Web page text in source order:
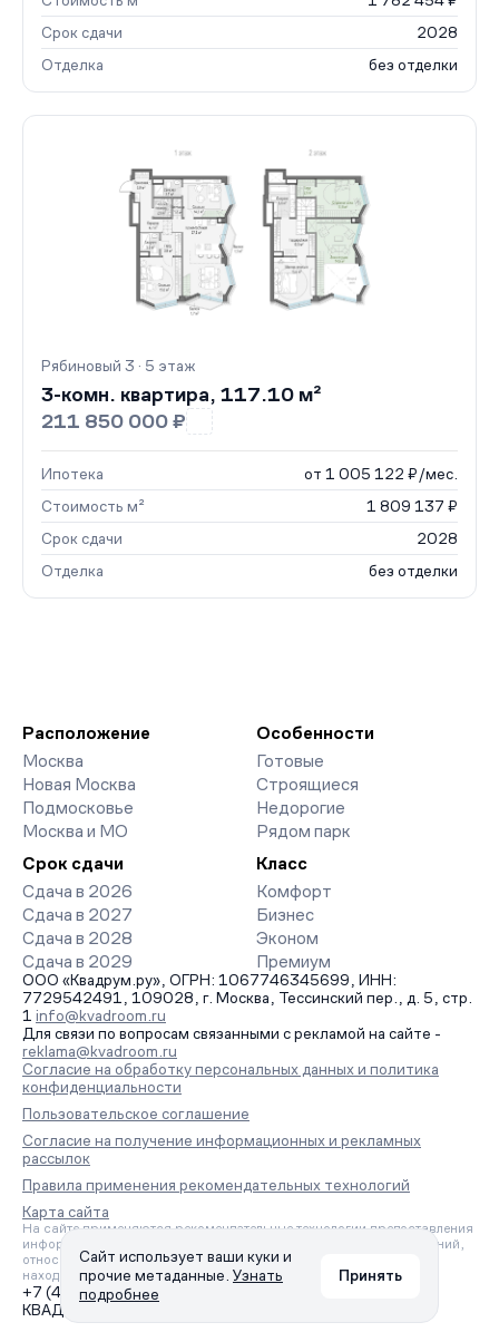
Срок сдачи
2028
Отделка
без отделки
Рябиновый 3 · 5 этаж
3-комн. квартира, 117.10 м²
211 850 000 ₽
Ипотека
от 1 005 122 ₽/мес.
Стоимость м²
1 809 137 ₽
Срок сдачи
2028
Отделка
без отделки
Расположение
Москва
Новая Москва
Подмосковье
Москва и МО
Особенности
Готовые
Строящиеся
Недорогие
Рядом парк
Срок сдачи
Сдача в 2026
Сдача в 2027
Сдача в 2028
Сдача в 2029
Класс
Комфорт
Бизнес
Эконом
Премиум
ООО «Квадрум.ру», ОГРН: 1067746345699, ИНН:
7729542491, 109028, г. Москва, Тессинский пер., д. 5, стр.
1 info@kvadroom.ru
Для связи по вопросам связанными с рекламой на сайте -
reklama@kvadroom.ru
Согласие на обработку персональных данных и политика
конфиденциальности
Пользовательское соглашение
Согласие на получение информационных и рекламных
рассылок
Правила применения рекомендательных технологий
Карта сайта
На сайте применяются рекомендательные технологии предоставления
информации на основе сбора, систематизации и анализа сведений,
относящихся к предпочтениям пользователей сети «Интернет»,
находящихся на территории Российской Федерации.
+7 (495) 157-88-80
КВАДРУМ © 2006 – 2026. Все права защищены.
Сайт использует ваши куки и
прочие метаданные. Узнать
подробнее
Принять